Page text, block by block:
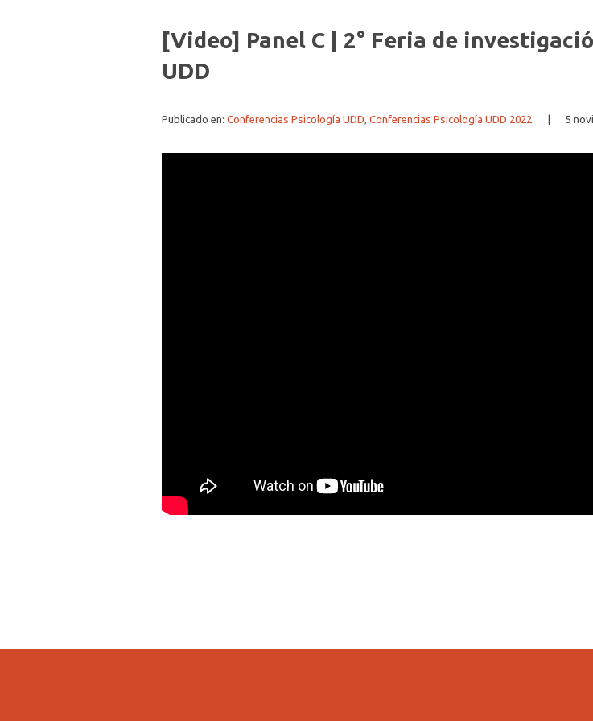
[Video] Panel C | 2° Feria de
UDD
Publicado en: Conferencias Psicología UDD, Conferencias Psicología UDD 2022 5